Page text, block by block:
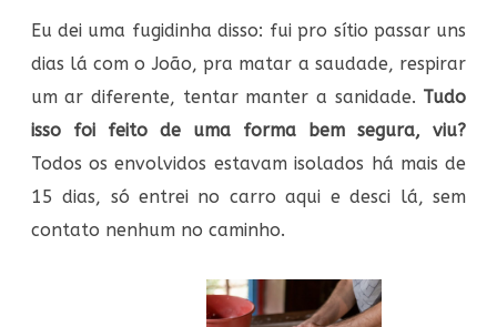
Eu dei uma fugidinha disso: fui pro sítio passar uns
dias lá com o João, pra matar a saudade, respirar
um ar diferente, tentar manter a sanidade. Tudo
isso foi feito de uma forma bem segura, viu?
Todos os envolvidos estavam isolados há mais de
15 dias, só entrei no carro aqui e desci lá, sem
contato nenhum no caminho.